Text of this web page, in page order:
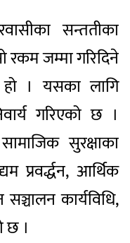
सन्ततीका
रकम जम्मा गरिदिने
हो । यसका लागि
गरिएको छ ।
सुरक्षाका
प्रवर्द्धन, आर्थिक
कार्यविधि,
छ ।